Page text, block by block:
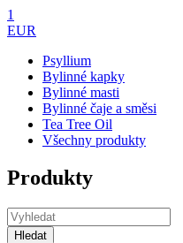
1
EUR
Psyllium
Bylinné kapky
Bylinné masti
Bylinné čaje a směsi
Tea Tree Oil
Všechny produkty
Produkty
Hledat